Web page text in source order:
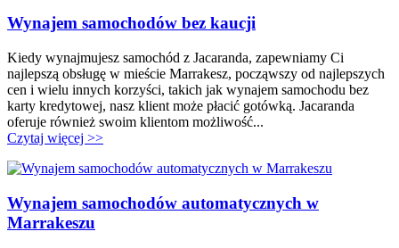
Wynajem samochodów bez kaucji
Kiedy wynajmujesz samochód z Jacaranda, zapewniamy Ci
najlepszą obsługę w mieście Marrakesz, począwszy od najlepszych
cen i wielu innych korzyści, takich jak wynajem samochodu bez
karty kredytowej, nasz klient może płacić gotówką. Jacaranda
oferuje również swoim klientom możliwość...
Czytaj więcej >>
Wynajem samochodów automatycznych w
Marrakeszu